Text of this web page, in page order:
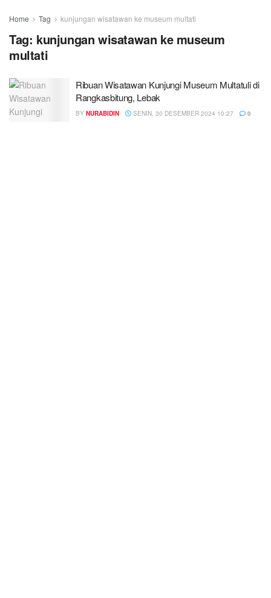
Home Tag kunjungan wisatawan ke museum multati
Tag: kunjungan wisatawan ke museum
multati
Ribuan Wisatawan Kunjungi Museum Multatuli di
Rangkasbitung, Lebak
BY NURABIDIN SENIN, 30 DESEMBER 2024 10:27 0